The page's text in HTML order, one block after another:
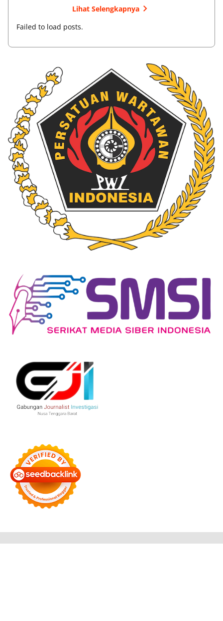
Lihat Selengkapnya
Failed to load posts.